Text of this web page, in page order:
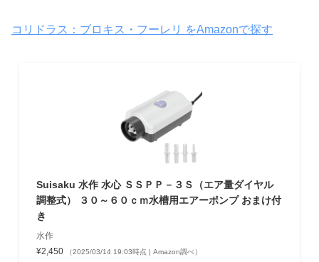
コリドラス：ブロキス・フーレリ をAmazonで探す
Suisaku 水作 水心 ＳＳＰＰ－３Ｓ（エア量ダイヤル
調整式） ３０～６０ｃｍ水槽用エアーポンプ おまけ付
き
水作
¥2,450
（2025/03/14 19:03時点 | Amazon調べ）